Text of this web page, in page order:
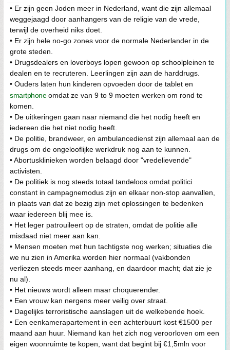
• Er zijn geen Joden meer in Nederland, want die zijn allemaal
weggejaagd door aanhangers van de religie van de vrede,
terwijl de overheid niks doet.
• Er zijn hele no-go zones voor de normale Nederlander in de
grote steden.
• Drugsdealers en loverboys lopen gewoon op schoolpleinen te
dealen en te recruteren. Leerlingen zijn aan de harddrugs.
• Ouders laten hun kinderen opvoeden door de tablet en
smartphoneomdat ze van 9 to 9 moeten werken om rond te
komen.
• De uitkeringen gaan naar niemand die het nodig heeft en
iedereen die het niet nodig heeft.
• De politie, brandweer, en ambulancedienst zijn allemaal aan de
drugs om de ongelooflijke werkdruk nog aan te kunnen.
• Abortusklinieken worden belaagd door "vredelievende"
activisten.
• De politiek is nog steeds totaal tandeloos omdat politici
constant in campagnemodus zijn en elkaar non-stop aanvallen,
in plaats van dat ze bezig zijn met oplossingen te bedenken
waar iedereen blij mee is.
• Het leger patrouileert op de straten, omdat de politie alle
misdaad niet meer aan kan.
• Mensen moeten met hun tachtigste nog werken; situaties die
we nu zien in Amerika worden hier normaal (vakbonden
verliezen steeds meer aanhang, en daardoor macht; dat zie je
nu al).
• Het nieuws wordt alleen maar choquerender.
• Een vrouw kan nergens meer veilig over straat.
• Dagelijks terroristische aanslagen uit de welkebende hoek.
• Een eenkamerapartement in een achterbuurt kost €1500 per
maand aan huur. Niemand kan het zich nog veroorloven om een
eigen woonruimte te kopen, want dat begint bij €1,5mln voor